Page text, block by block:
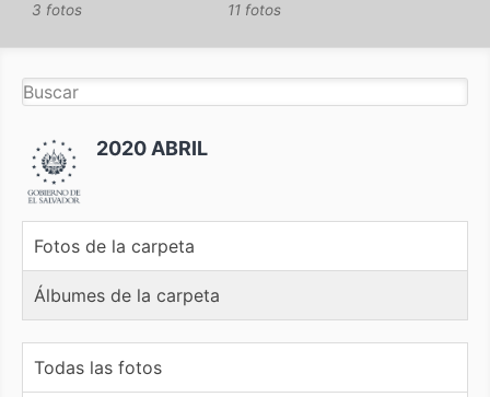
3 fotos
11 fotos
2020 ABRIL
Fotos de la carpeta
Álbumes de la carpeta
Todas las fotos